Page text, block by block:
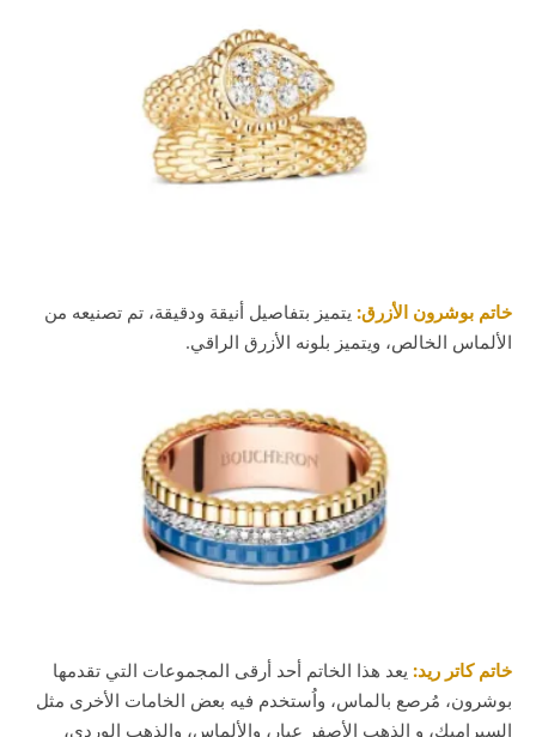
خاتم بوشرون الأزرق: يتميز بتفاصيل أنيقة ودقيقة، تم تصنيعه من
الألماس الخالص، ويتميز بلونه الأزرق الراقي.
خاتم كاتر ريد: يعد هذا الخاتم أحد أرقى المجموعات التي تقدمها
بوشرون، مُرصع بالماس، واُستخدم فيه بعض الخامات الأخرى مثل
السيراميك، و الذهب الأصفر عيار، والألماس، والذهب الوردي،